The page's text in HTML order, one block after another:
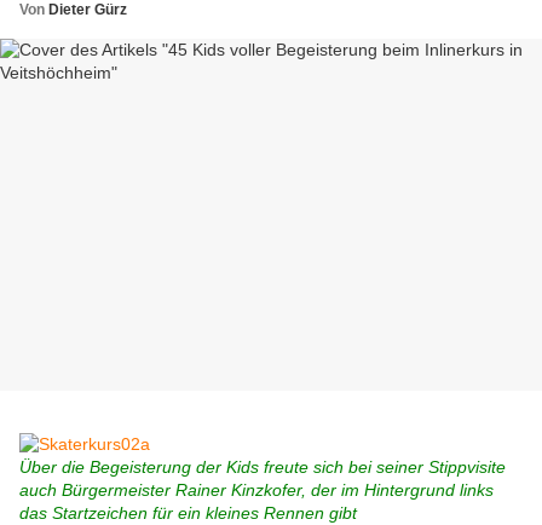
Von Dieter Gürz
Über die Begeisterung der Kids freute sich bei seiner Stippvisite
auch Bürgermeister Rainer Kinzkofer, der im Hintergrund links
das Startzeichen für ein kleines Rennen gibt